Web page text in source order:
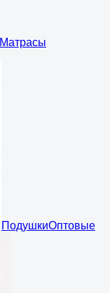
Матрасы
ПодушкиОптовые